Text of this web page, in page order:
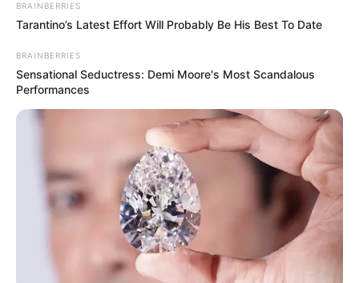
BRAINBERRIES
Tarantino’s Latest Effort Will Probably Be His Best To Date
BRAINBERRIES
Sensational Seductress: Demi Moore's Most Scandalous
Performances